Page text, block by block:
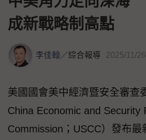
成新戰略制高點
李佳翰／綜合報導 2025/11/26
美國國會美中經濟暨安全審查
China Economic and Security
Commission；USCC）發布最